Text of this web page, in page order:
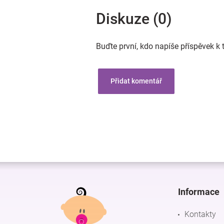
Diskuze (0)
Buďte první, kdo napíše příspěvek k
Přidat komentář
Z
Informace
Kontakty